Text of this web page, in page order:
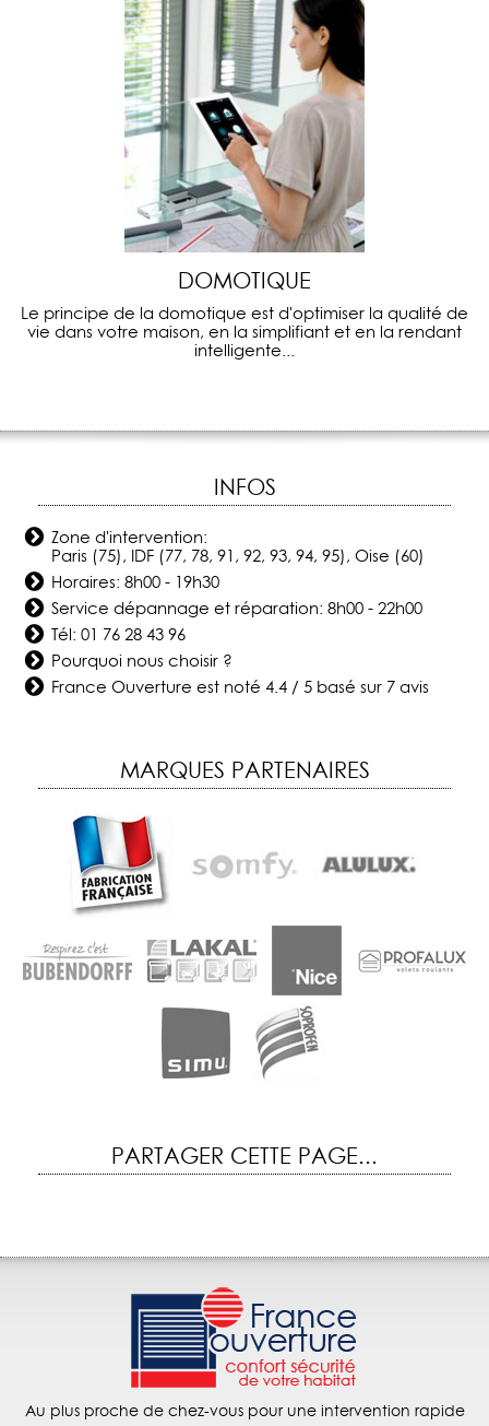
DOMOTIQUE
Le principe de la domotique est d'optimiser la qualité de
vie dans votre maison, en la simplifiant et en la rendant
intelligente...
INFOS
Zone d'intervention:
Paris (75), IDF (77, 78, 91, 92, 93, 94, 95), Oise (60)
Horaires: 8h00 - 19h30
Service dépannage et réparation: 8h00 - 22h00
Tél:01 76 28 43 96
Pourquoi nous choisir ?
France Ouverture est noté4.4 /5 basé sur 7avis
MARQUES PARTENAIRES
PARTAGER CETTE PAGE...
Au plus proche de chez-vous pour une intervention rapide